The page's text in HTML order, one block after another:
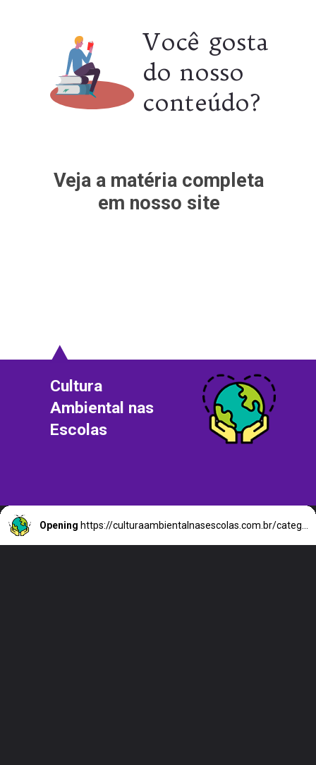
Você gosta
do nosso
conteúdo?
Cultura
Ambiental nas
Escolas
Veja a matéria completa
em nosso site
Opening